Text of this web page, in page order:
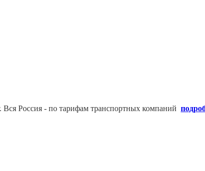
Вся Россия - по тарифам транспортных компаний